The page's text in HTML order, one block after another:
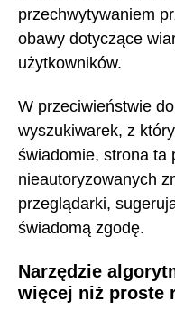
przechwytywaniem
obawy dotyczące
użytkowników.
W przeciwieństwie
wyszukiwarek, z
świadomie, strona ta
nieautoryzowanych
przeglądarki,
świadomą zgodę.
Narzędzie
więcej niż proste